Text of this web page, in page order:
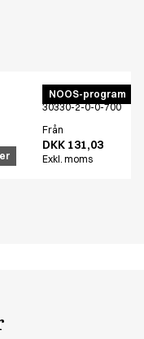
NOOS-program
30330-2-0-0-700
Från
DKK 131,03
Exkl. moms